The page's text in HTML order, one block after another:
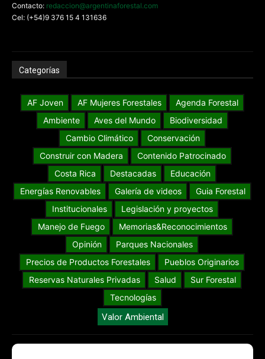
Contacto: redaccion@argentinaforestal.com
Cel: (+54)9 376 15 4 131636
Categorías
AF Joven AF Mujeres Forestales
Agenda Forestal
Ambiente
Aves del Mundo
Biodiversidad
Cambio Climático
Conservación
Construir con Madera
Contenido Patrocinado
Costa Rica
Destacadas
Educación
Energías Renovables
Galería de videos
Guia Forestal
Institucionales
Legislación y proyectos
Manejo de Fuego
Memorias&Reconocimientos
Opinión
Parques Nacionales
Precios de Productos Forestales
Pueblos Originarios
Reservas Naturales Privadas
Salud
Sur Forestal
Tecnologías
Valor Ambiental